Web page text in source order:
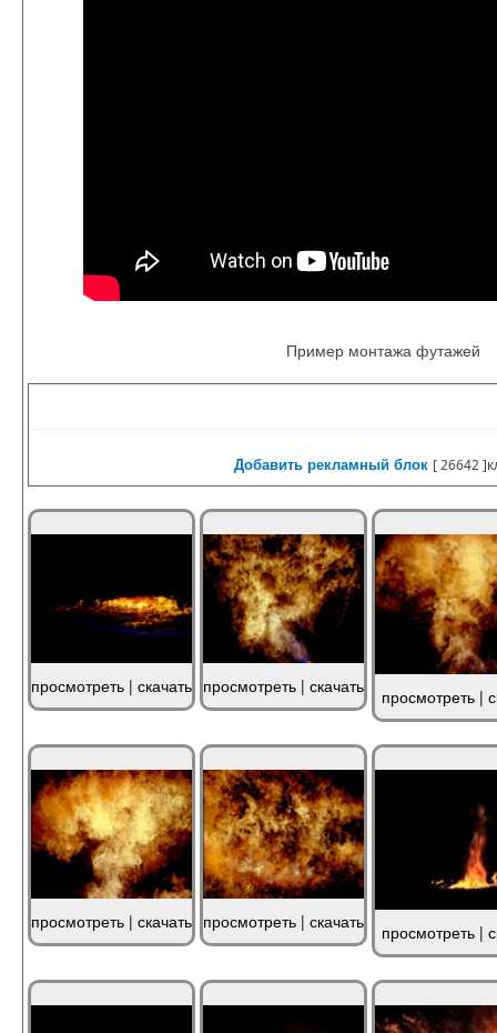
Пример монтажа футажей
Добавить рекламный блок [26642
просмотреть | скачать просмотреть | скачать просмотреть |
просмотреть | скачать просмотреть | скачать просмотреть |